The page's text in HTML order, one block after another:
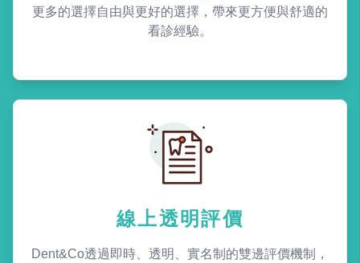
更多的選擇自由與更好的選擇，帶來更方便與舒適的
看診經驗。
線上透明評價
Dent&Co透過即時、透明、實名制的雙邊評價機制，